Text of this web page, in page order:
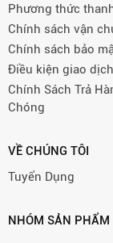
Phương thức
Chính sách vận
Chính sách bảo
Điều kiện giao
Chính Sách Trả
Chóng
VỀ CHÚNG TÔI
Tuyển Dụng
NHÓM SẢN PHẨM